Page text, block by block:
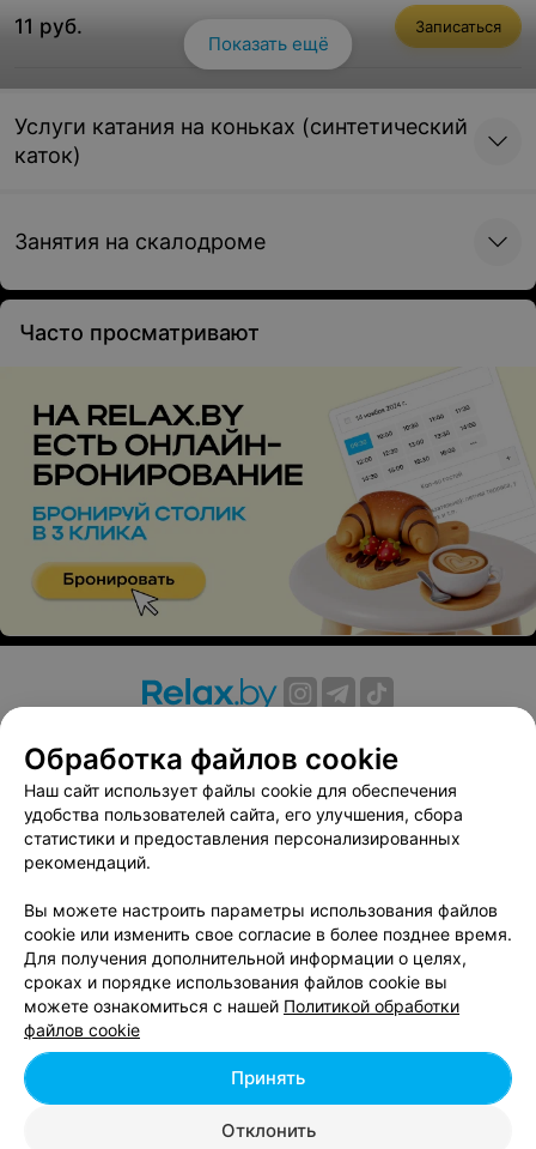
11 руб.
Записаться
Электротерапия
Электротерапия (гальванизация общая,
6 руб.
Записаться
Диадинамотерапия, амплипульстерапия,
интерференцтерапия
Диадинамотерапия (одна зона)
8 руб.
Записаться
8 руб.
Записаться
Интерференцтерапия (одна зона)
8 руб.
Записаться
Диадинамотерапия (две зоны)
14 руб.
Записаться
Амплипульстерапия (две зоны)
14 руб.
Интерференцтерапия (две зоны)
Показать ещё
Услуги катания на коньках (синтетический
каток)
Занятия на скалодроме
Часто просматривают
Вакансии
Публичный договор
Способы оплаты
Публичный договор по использованию сервиса
«Афиша»
Пользовательское соглашение
Связаться по вопросам сотрудничества
Написать руководителю relax.by
Персональные настройки cookie
Обработка персональных данных
| 220012, Республика Беларусь, г. Минск,
Обработка файлов cookie
Наш сайт использует файлы cookie для обеспечения
удобства пользователей сайта, его улучшения, сбора
статистики и предоставления персонализированных
рекомендаций.
Вы можете настроить параметры использования файлов
cookie или изменить свое согласие в более позднее время.
Для получения дополнительной информации о целях,
сроках и порядке использования файлов cookie вы
можете ознакомиться с нашей Политикой обработки
файлов cookie
Отклонить
Принять